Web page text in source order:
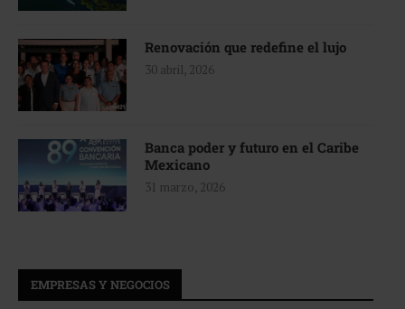
Renovación que redefine el lujo
30 abril, 2026
Banca poder y futuro en el Caribe
Mexicano
31 marzo, 2026
EMPRESAS Y NEGOCIOS